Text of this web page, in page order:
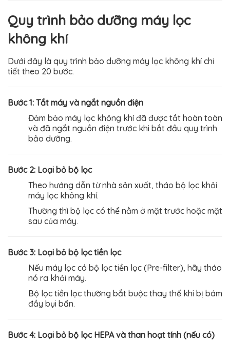
Quy trình bảo dưỡng máy lọc
không khí
Dưới đây là quy trình bảo dưỡng máy lọc không khí chi
tiết theo 20 bước.
Bước 1: Tắt máy và ngắt nguồn điện
Đảm bảo máy lọc không khí đã được tắt hoàn toàn
và đã ngắt nguồn điện trước khi bắt đầu quy trình
bảo dưỡng.
Bước 2: Loại bỏ bộ lọc
Theo hướng dẫn từ nhà sản xuất, tháo bộ lọc khỏi
máy lọc không khí.
Thường thì bộ lọc có thể nằm ở mặt trước hoặc mặt
sau của máy.
Bước 3: Loại bỏ bộ lọc tiền lọc
Nếu máy lọc có bộ lọc tiền lọc (Pre-filter), hãy tháo
nó ra khỏi máy.
Bộ lọc tiền lọc thường bắt buộc thay thế khi bị bám
đầy bụi bẩn.
Bước 4: Loại bỏ bộ lọc HEPA và than hoạt tính (nếu có)